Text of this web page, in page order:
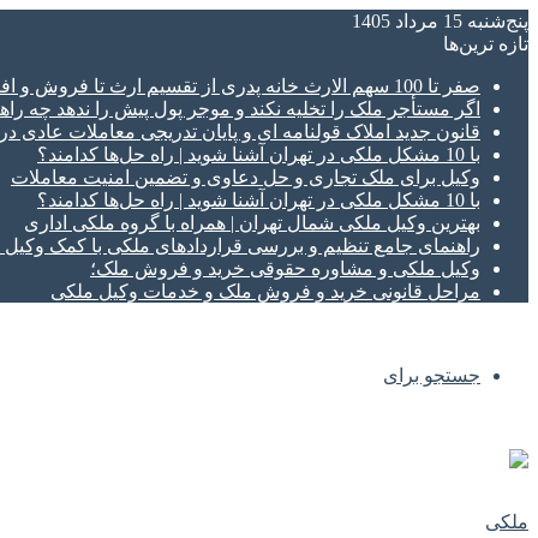
پنج‌شنبه 15 مرداد 1405
تازه‌ ترین‌ها
صفر تا 100 سهم الارث خانه پدری از تقسیم ارث تا فروش و افراز ملک ورثه ای
اگر مستأجر ملک را تخلیه نکند و موجر پول پیش را ندهد چه
قانون جدید املاک قولنامه ای و پایان تدریجی معاملات عادی
با 10 مشکل ملکی در تهران آشنا شوید | راه حل‌ها کدامند؟
وکیل برای ملک تجاری و حل دعاوی و تضمین امنیت معاملات
با 10 مشکل ملکی در تهران آشنا شوید | راه حل‌ها کدامند؟
بهترین وکیل ملکی شمال تهران | همراه با گروه ملکی اداری
راهنمای جامع تنظیم و بررسی قراردادهای ملکی با کمک
وکیل ملکی و مشاوره حقوقی خرید و فروش ملک؛
مراحل قانونی خرید و فروش ملک و خدمات وکیل ملکی
جستجو برای